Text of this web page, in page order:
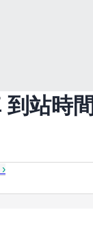
到站時間